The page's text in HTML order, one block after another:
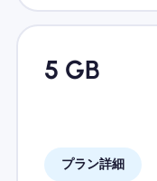
5 GB
プラン詳細